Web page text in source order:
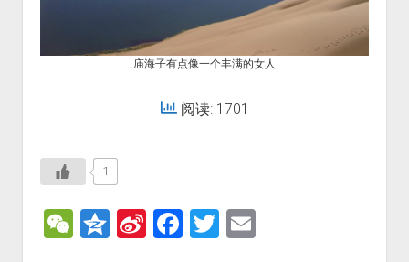
庙海子有点像一个丰满的女人
阅读: 1701
1
W Q Si F T E